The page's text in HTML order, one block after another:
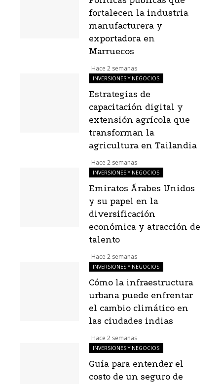
fortalecen la industria
manufacturera y
exportadora en
Marruecos
Hace 2 semanas
INVERSIONES Y NEGOCIOS
Estrategias de
capacitación digital y
extensión agrícola que
transforman la
agricultura en Tailandia
Hace 2 semanas
INVERSIONES Y NEGOCIOS
Emiratos Árabes Unidos
y su papel en la
diversificación
económica y atracción de
talento
Hace 2 semanas
INVERSIONES Y NEGOCIOS
Cómo la infraestructura
urbana puede enfrentar
el cambio climático en
las ciudades indias
Hace 2 semanas
INVERSIONES Y NEGOCIOS
Guía para entender el
costo de un seguro de